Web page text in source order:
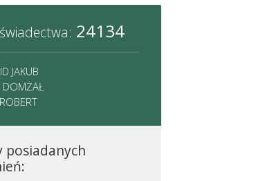
24134
JAKUB
posiadanych